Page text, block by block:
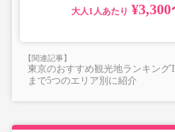
・AM1時～5時の間はシステ
・在庫の状況はリアルタイ
※売り切れの場合でも残数
す。
大人 ¥3,300
東京のおすすめ観光地ランキング
まで5つのエリア別に紹介